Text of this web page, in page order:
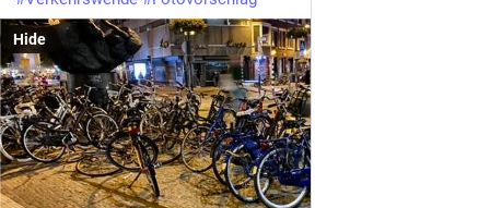
Hide